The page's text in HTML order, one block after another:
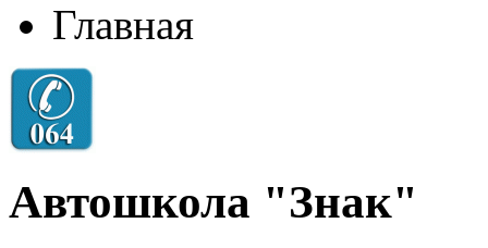
Главная
Автошкола "Знак"